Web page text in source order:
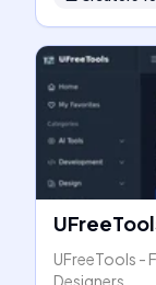
UFreeTools -
Designers